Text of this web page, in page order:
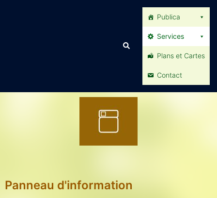
Publica
Services
Plans et Cartes
Contact
Panneau d'information